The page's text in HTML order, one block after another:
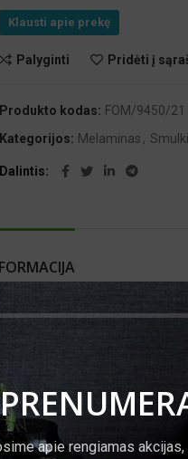
apie rengiamas
Klausti apie prekę
Palyginti Pridėti į
Produkto kodas: FOM/9450/21
Kategorijos: Melaminas ,
Dalintis